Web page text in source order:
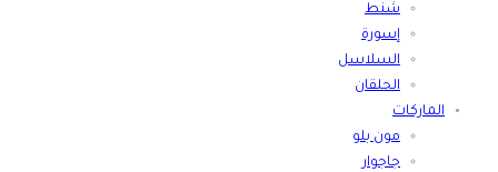
شنط
إسورة
السلاسل
الحلقان
الماركات
مون بلو
جاجوار